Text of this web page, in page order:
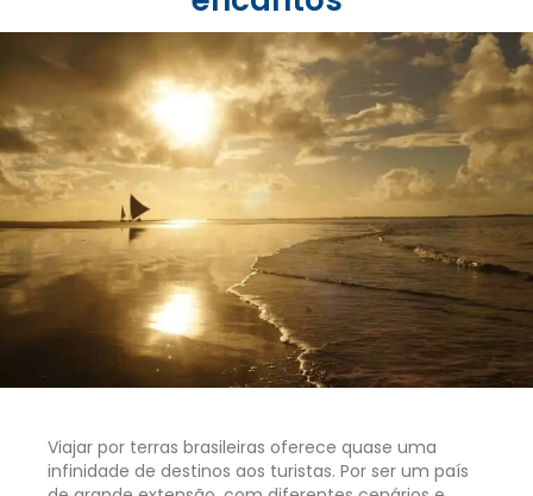
Viajar por terras brasileiras oferece quase uma
infinidade de destinos aos turistas. Por ser um país